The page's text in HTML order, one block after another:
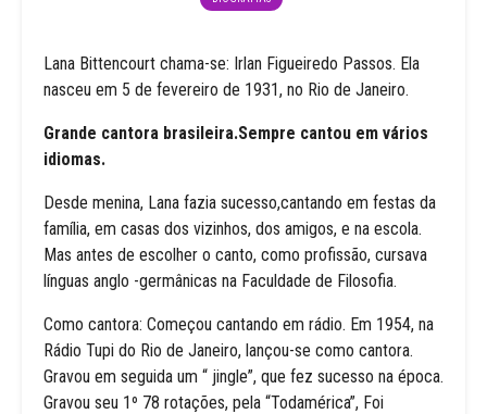
Lana Bittencourt chama-se: Irlan Figueiredo Passos. Ela
nasceu em 5 de fevereiro de 1931, no Rio de Janeiro.
Grande cantora brasileira.Sempre cantou em vários
idiomas.
Desde menina, Lana fazia sucesso,cantando em festas da
família, em casas dos vizinhos, dos amigos, e na escola.
Mas antes de escolher o canto, como profissão, cursava
línguas anglo -germânicas na Faculdade de Filosofia.
Como cantora: Começou cantando em rádio. Em 1954, na
Rádio Tupi do Rio de Janeiro, lançou-se como cantora.
Gravou em seguida um “ jingle”, que fez sucesso na época.
Gravou seu 1º 78 rotações, pela “Todamérica”, Foi